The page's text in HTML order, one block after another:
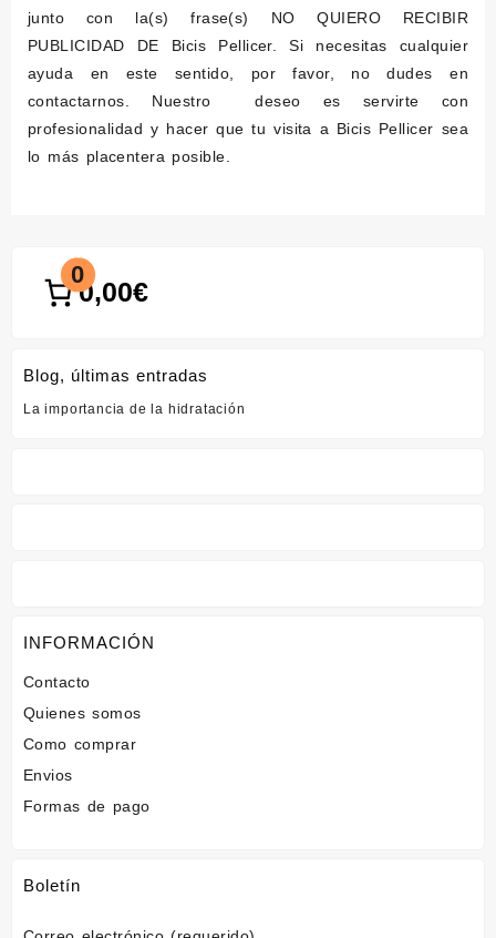
junto con la(s) frase(s) NO QUIERO RECIBIR
PUBLICIDAD DE Bicis Pellicer. Si necesitas cualquier
ayuda en este sentido, por favor, no dudes en
contactarnos. Nuestro deseo es servirte con
profesionalidad y hacer que tu visita a Bicis Pellicer sea
lo más placentera posible.
0
0,00€
Blog, últimas entradas
La importancia de la hidratación
INFORMACIÓN
Contacto
Quienes somos
Como comprar
Envios
Formas de pago
Boletín